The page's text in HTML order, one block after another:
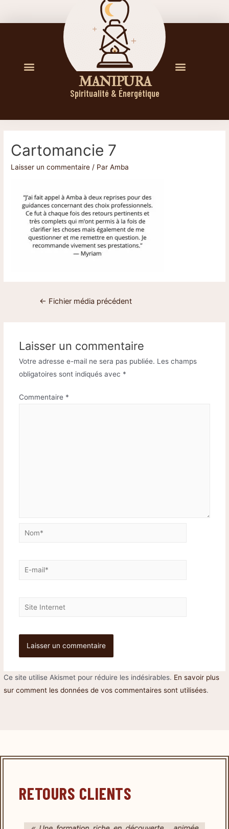
M A N I P U R A
Spiritualité & Énergétique
Cartomancie 7
Laisser un commentaire / ParAmba
← Fichier média précédent
Laisser un commentaire
Votre adresse e-mail ne sera pas publiée. Les champs
obligatoires sont indiqués avec *
Commentaire *
Ce site utilise Akismet pour réduire les indésirables. En savoir plus
sur comment les données de vos commentaires sont utilisées.
RETOURS CLIENTS